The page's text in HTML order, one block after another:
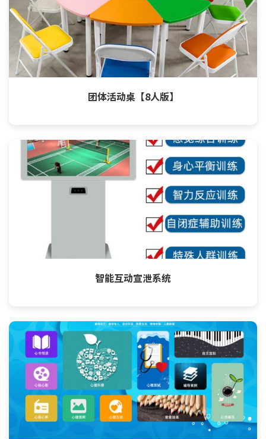
团体活动桌【8人版】
智能互动宣泄系统